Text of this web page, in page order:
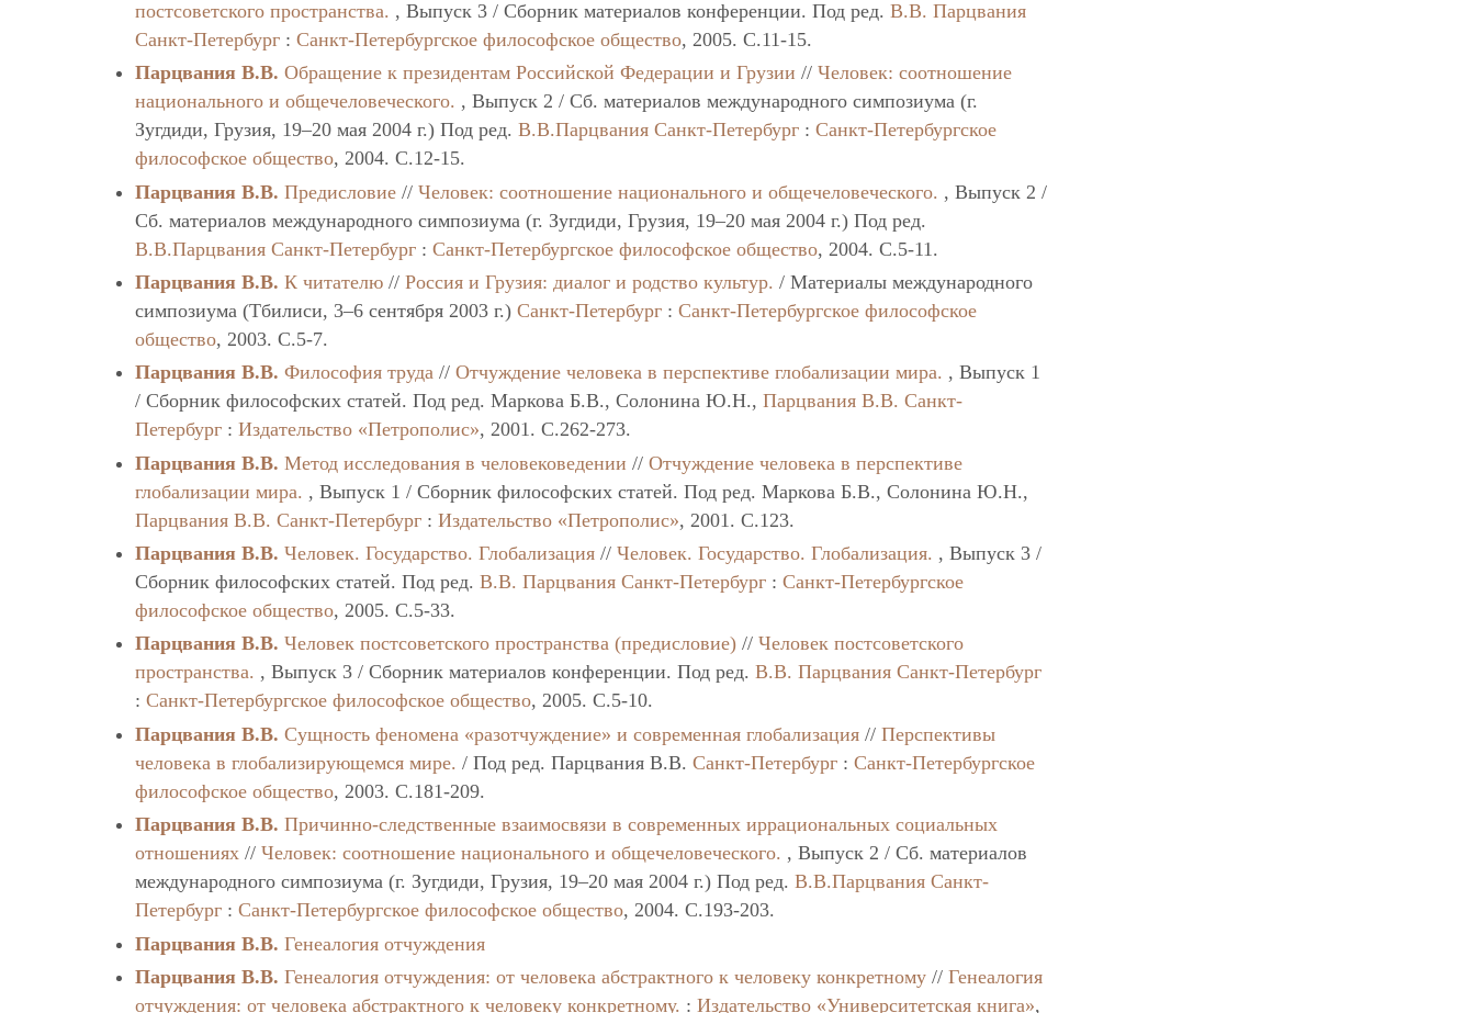
постсоветского пространства. , Выпуск 3 / Сборник материалов конференции. Под ред.В.В. Парцвания
Санкт-Петербург :Санкт-Петербургское философское общество, 2005. C.11-15.
Парцвания В.В. Обращение к президентам Российской Федерации и Грузии //Человек: соотношение
национального и общечеловеческого. , Выпуск 2 / Сб. материалов международного симпозиума (г.
Зугдиди, Грузия, 19–20 мая 2004 г.) Под ред.В.В.Парцвания Санкт-Петербург :Санкт-Петербургское
философское общество, 2004. C.12-15.
Парцвания В.В. Предисловие //Человек: соотношение национального и общечеловеческого. , Выпуск 2 /
Сб. материалов международного симпозиума (г. Зугдиди, Грузия, 19–20 мая 2004 г.) Под ред.
В.В.Парцвания Санкт-Петербург :Санкт-Петербургское философское общество, 2004. C.5-11.
Парцвания В.В. К читателю //Россия и Грузия: диалог и родство культур. / Материалы международного
симпозиума (Тбилиси, 3–6 сентября 2003 г.)Санкт-Петербург :Санкт-Петербургское философское
общество, 2003. C.5-7.
Парцвания В.В. Философия труда //Отчуждение человека в перспективе глобализации мира. , Выпуск 1
/ Сборник философских статей. Под ред. Маркова Б.В., Солонина Ю.Н.,Парцвания В.В. Санкт-
Петербург :Издательство «Петрополис», 2001. C.262-273.
Парцвания В.В. Метод исследования в человековедении //Отчуждение человека в перспективе
глобализации мира. , Выпуск 1 / Сборник философских статей. Под ред. Маркова Б.В., Солонина Ю.Н.,
Парцвания В.В. Санкт-Петербург :Издательство «Петрополис», 2001. C.123.
Парцвания В.В. Человек. Государство. Глобализация //Человек. Государство. Глобализация. , Выпуск 3 /
Сборник философских статей. Под ред.В.В. Парцвания Санкт-Петербург :Санкт-Петербургское
философское общество, 2005. C.5-33.
Парцвания В.В. Человек постсоветского пространства (предисловие) //Человек постсоветского
пространства. , Выпуск 3 / Сборник материалов конференции. Под ред.В.В. Парцвания Санкт-Петербург
:Санкт-Петербургское философское общество, 2005. C.5-10.
Парцвания В.В. Сущность феномена «разотчуждение» и современная глобализация //Перспективы
человека в глобализирующемся мире. / Под ред. Парцвания В.В.Санкт-Петербург :Санкт-Петербургское
философское общество, 2003. C.181-209.
Парцвания В.В. Причинно-следственные взаимосвязи в современных иррациональных социальных
отношениях //Человек: соотношение национального и общечеловеческого. , Выпуск 2 / Сб. материалов
международного симпозиума (г. Зугдиди, Грузия, 19–20 мая 2004 г.) Под ред.В.В.Парцвания Санкт-
Петербург :Санкт-Петербургское философское общество, 2004. C.193-203.
Парцвания В.В. Генеалогия отчуждения
Парцвания В.В. Генеалогия отчуждения: от человека абстрактного к человеку конкретному //Генеалогия
отчуждения: от человека абстрактного к человеку конкретному. :Издательство «Университетская книга»,